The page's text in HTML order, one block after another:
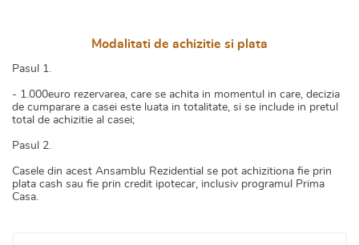
Modalitati de achizitie si plata
Pasul 1.
- 1.000euro rezervarea, care se achita in momentul in care, decizia
de cumparare a casei este luata in totalitate, si se include in pretul
total de achizitie al casei;
Pasul 2.
Casele din acest Ansamblu Rezidential se pot achizitiona fie prin
plata cash sau fie prin credit ipotecar, inclusiv programul Prima
Casa.